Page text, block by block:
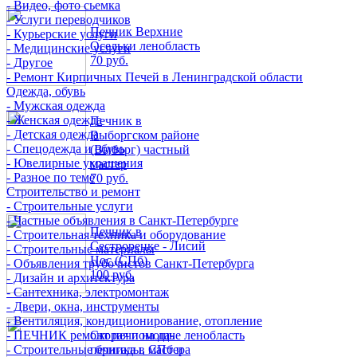
Печник Верхние
Осельки ленобласть
70 руб.
Печник в
Выборгском районе
(Выборг) частный
мастер
70 руб.
Печник в
Сестрорецке - Лисий
Нос (СПб)
100 руб.
Скорая помощь
печника в СПб и
- Видео, фото сьемка
- Услуги переводчиков
- Курьерские услуги
- Медицинские услуги
- Другое
- Ремонт Кирпичных Печей в Ленинградской области
Одежда, обувь
- Мужская одежда
- Женская одежда
- Детская одежда
- Спецодежда и обувь
- Ювелирные украшения
- Разное по теме
Строительство и ремонт
- Строительные услуги
- Частные объявления в Санкт-Петербурге
- Строительная техника и оборудование
- Строительные материалы
- Объявления трубочистов Санкт-Петербурга
- Дизайн и архитектура
- Сантехника, электромонтаж
- Двери, окна, инструменты
- Вентиляция, кондиционирование, отопление
- ПЕЧНИК ремонт печи на даче ленобласть
- Строительные бригады, мастера